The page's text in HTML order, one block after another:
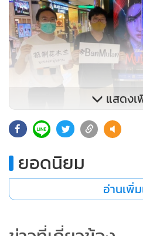
แสดงเ
ยอดนิยม
อ่านเพิ่